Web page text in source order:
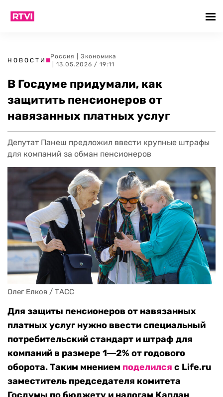
НОВОСТИ
Россия
Экономика
| 13.05.2026 / 19:11
В Госдуме придумали, как
защитить пенсионеров от
навязанных платных услуг
Депутат Панеш предложил ввести крупные штрафы
для компаний за обман пенсионеров
Олег Елков / ТАСС
Для защиты пенсионеров от навязанных
платных услуг нужно ввестиспециальный
потребительский стандарт и штраф для
компаний в размере 1―2% от годового
оборота. Таким мнением поделился с Life.ru
заместитель председателя комитета